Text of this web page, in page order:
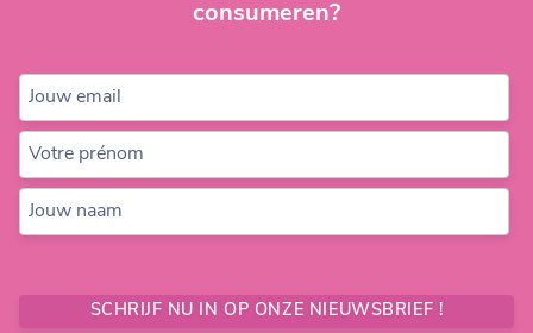
consumeren?
Jouw email
Votre prénom
Jouw naam
SCHRIJF NU IN OP ONZE NIEUWSBRIEF !